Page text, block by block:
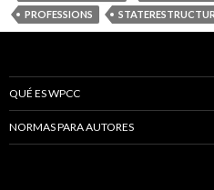
PROFESSIONS
QUÉ ES WPCC
NORMAS PARA AUTORES